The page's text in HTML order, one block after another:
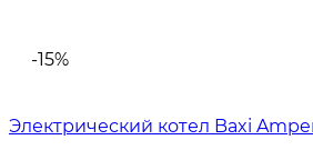
-15%
Электрический котел Baxi